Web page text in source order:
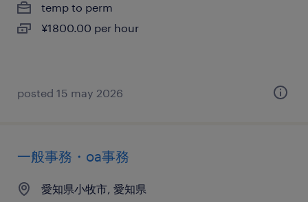
temp to perm
¥1800.00 per hour
posted 15 may 2026
一般事務・oa事務
愛知県小牧市, 愛知県